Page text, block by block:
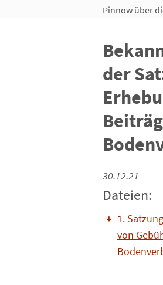
Pinnow über
der
30.12.21
Dateien:
1.
von